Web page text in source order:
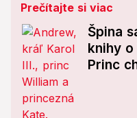
Prečítajte si viac
Špina
knihy
Princ